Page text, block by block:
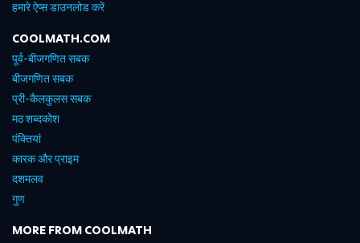
हमारे ऐप्स डाउनलोड करें
COOLMATH.COM
पूर्व-बीजगणित सबक
बीजगणित सबक
प्री-कैलकुलस सबक
मठ शब्दकोश
पंक्तियां
कारक और प्राइम
दशमलव
गुण
MORE FROM COOLMATH